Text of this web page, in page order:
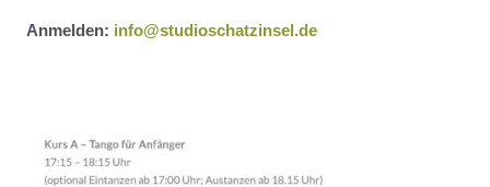
Anmelden: info@studioschatzinsel.de